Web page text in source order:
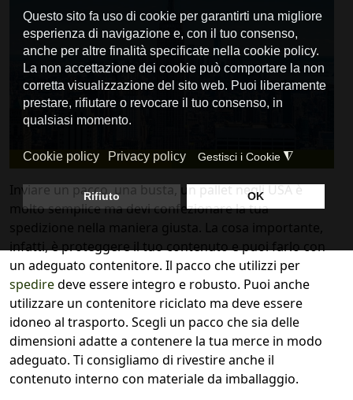
Inviare un pacco, una busta, un pallet negli USA è
molto semplice ma devi confezionare la tua
spedizione nella maniera giusta. La cosa importante,
infatti, è proteggere il tuo contenuto e puoi farlo con
un adeguato contenitore. Il pacco che utilizzi per
spediredeve essere integro e robusto. Puoi anche
utilizzare un contenitore riciclato ma deve essere
idoneo al trasporto. Scegli un pacco che sia delle
dimensioni adatte a contenere la tua merce in modo
adeguato. Ti consigliamo di rivestire anche il
contenuto interno con materiale da imballaggio.